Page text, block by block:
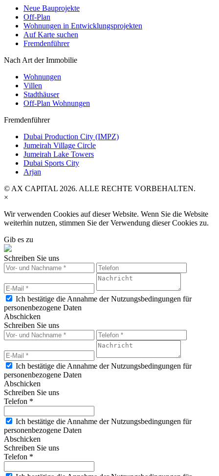
Neue Bauprojekte
Off-Plan
Wohnungen in Entwicklungsprojekten
Auf Karte suchen
Fremdenführer
Nach Art der Immobilie
Wohnungen
Villen
Stadthäuser
Off-Plan Wohnungen
Fremdenführer
Dubai Production City (IMPZ)
Jumeirah Village Circle
Jumeirah Lake Towers
Dubai Sports City
Arjan
© AX CAPITAL 2026. ALLE RECHTE VORBEHALTEN.
×
Wir verwenden Cookies auf dieser Website. Wenn Sie die Website
weiterhin nutzen, stimmen Sie der Verwendung dieser Cookies zu.
Gib es zu
Schreiben Sie uns
Ich bestätige die Annahme der Nutzungsbedingungen für
personenbezogene Daten
Abschicken
Schreiben Sie uns
Ich bestätige die Annahme der Nutzungsbedingungen für
personenbezogene Daten
Abschicken
Schreiben Sie uns
Telefon *
Ich bestätige die Annahme der Nutzungsbedingungen für
personenbezogene Daten
Abschicken
Schreiben Sie uns
Telefon *